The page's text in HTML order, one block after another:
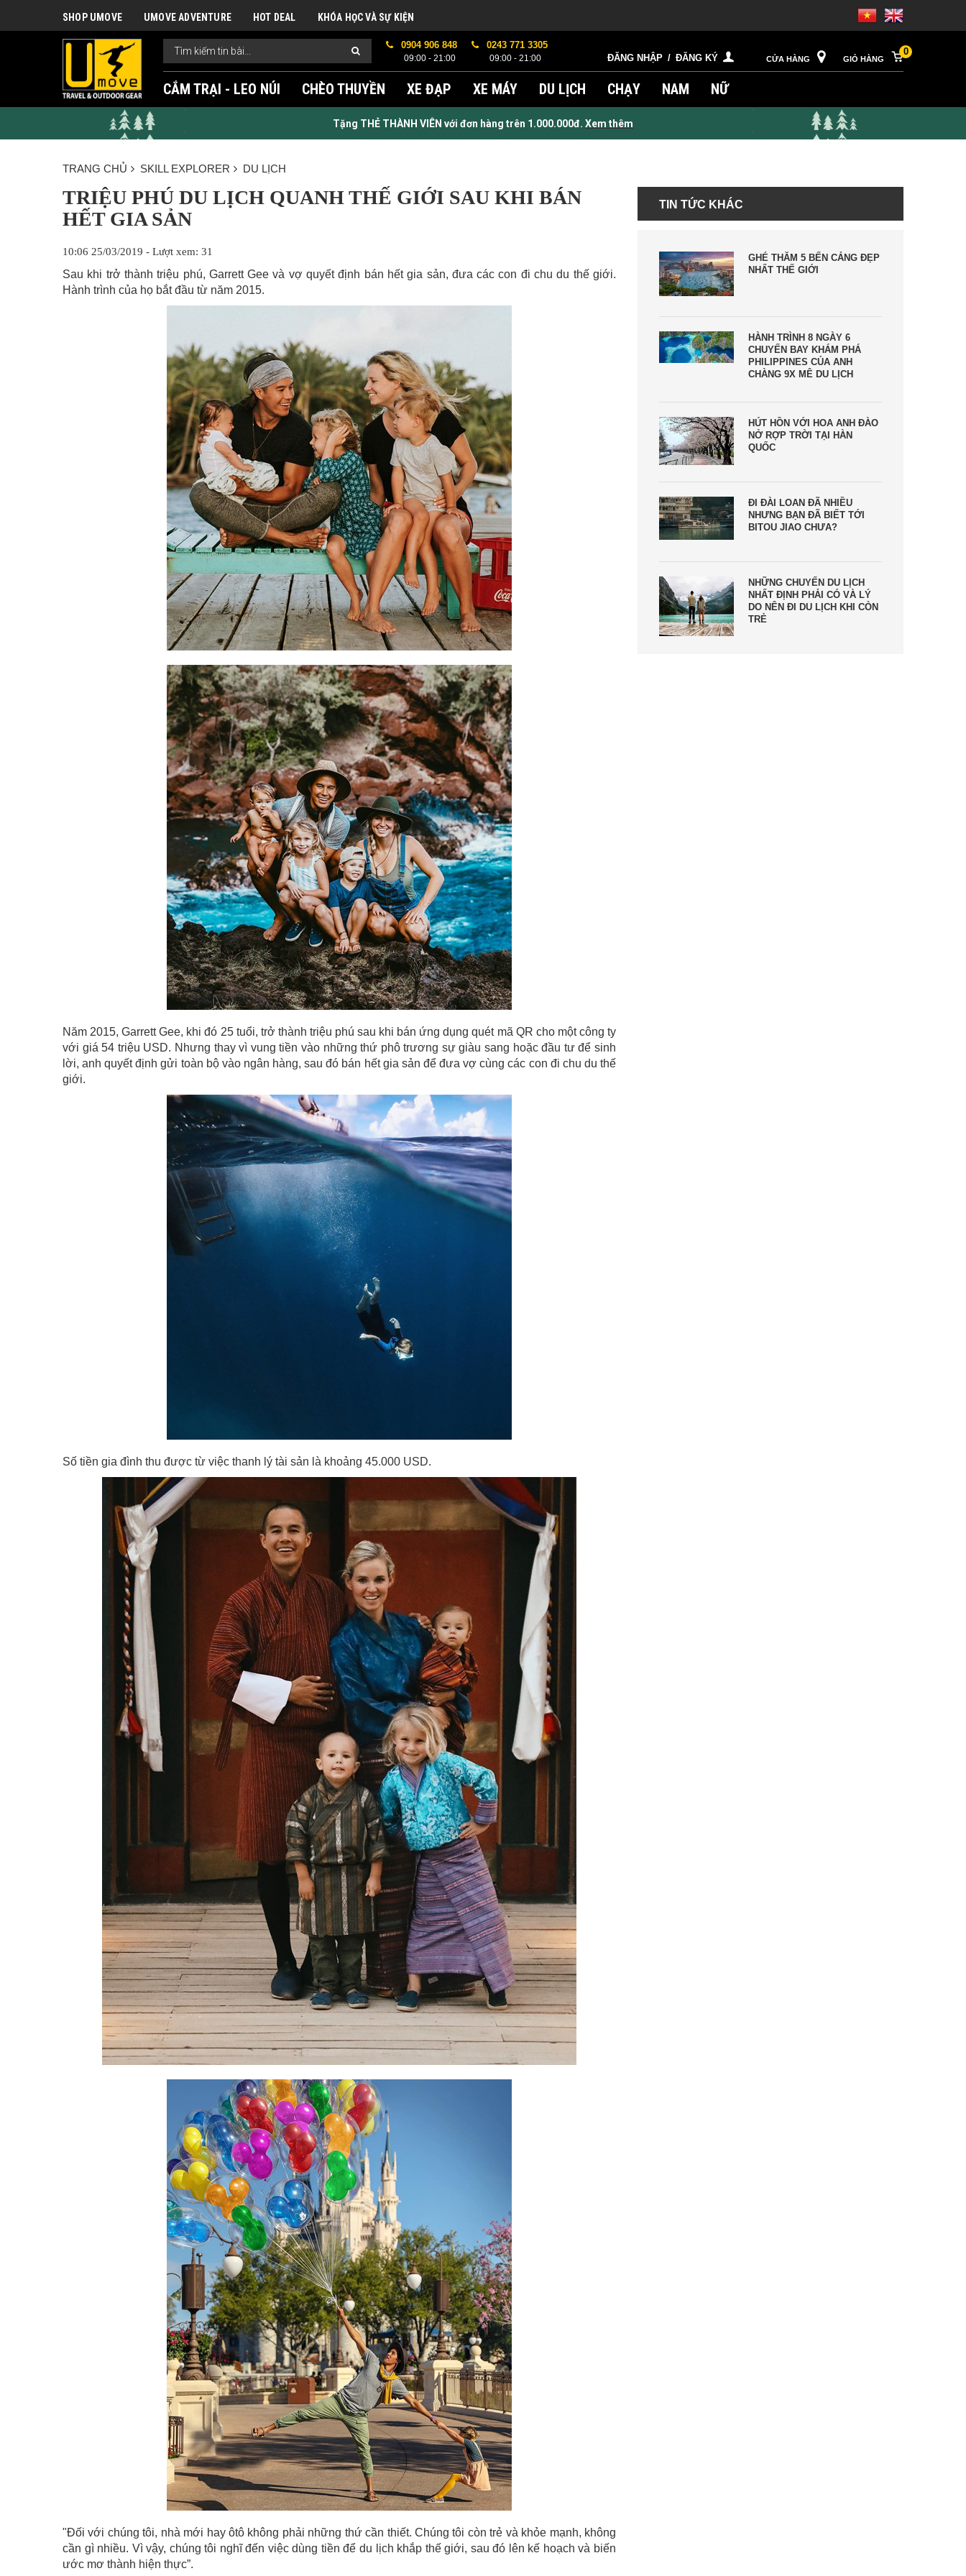
SHOP UMOVE UMOVE ADVENTURE HOT DEAL KHÓA HỌC VÀ SỰ KIỆN
0904 906 848
09:00 - 21:00
0243 771 3305
09:00 - 21:00 ĐĂNG NHẬP / ĐĂNG KÝ CỬA HÀNG GIỎ HÀNG
0
CẮM TRẠI - LEO NÚI CHÈO THUYỀN XE ĐẠP XE MÁY DU LỊCH CHẠY NAM NỮ
Tặng THẺ THÀNH VIÊN với đơn hàng trên 1.000.000đ. Xem thêm
TRANG CHỦ SKILL EXPLORER DU LỊCH
TRIỆU PHÚ DU LỊCH QUANH THẾ GIỚI SAU KHI BÁN
HẾT GIA SẢN
10:06 25/03/2019 - Lượt xem: 31
Sau khi trở thành triệu phú, Garrett Gee và vợ quyết định bán hết gia sản, đưa các con đi chu du thế giới.
Hành trình của họ bắt đầu từ năm 2015.
Năm 2015, Garrett Gee, khi đó 25 tuổi, trở thành triệu phú sau khi bán ứng dụng quét mã QR cho một công ty
với giá 54 triệu USD. Nhưng thay vì vung tiền vào những thứ phô trương sự giàu sang hoặc đầu tư để sinh
lời, anh quyết định gửi toàn bộ vào ngân hàng, sau đó bán hết gia sản để đưa vợ cùng các con đi chu du thế
giới.
Số tiền gia đình thu được từ việc thanh lý tài sản là khoảng 45.000 USD.
"Đối với chúng tôi, nhà mới hay ôtô không phải những thứ cần thiết. Chúng tôi còn trẻ và khỏe mạnh, không
cần gì nhiều. Vì vậy, chúng tôi nghĩ đến việc dùng tiền để du lịch khắp thế giới, sau đó lên kế hoạch và biến
ước mơ thành hiện thực”.
TIN TỨC KHÁC
GHÉ THĂM 5 BẾN CẢNG ĐẸP
NHẤT THẾ GIỚI
HÀNH TRÌNH 8 NGÀY 6
CHUYẾN BAY KHÁM PHÁ
PHILIPPINES CỦA ANH
CHÀNG 9X MÊ DU LỊCH
HÚT HỒN VỚI HOA ANH ĐÀO
NỞ RỢP TRỜI TẠI HÀN
QUỐC
ĐI ĐÀI LOAN ĐÃ NHIỀU
NHƯNG BẠN ĐÃ BIẾT TỚI
BITOU JIAO CHƯA?
NHỮNG CHUYẾN DU LỊCH
NHẤT ĐỊNH PHẢI CÓ VÀ LÝ
DO NÊN ĐI DU LỊCH KHI CÒN
TRẺ